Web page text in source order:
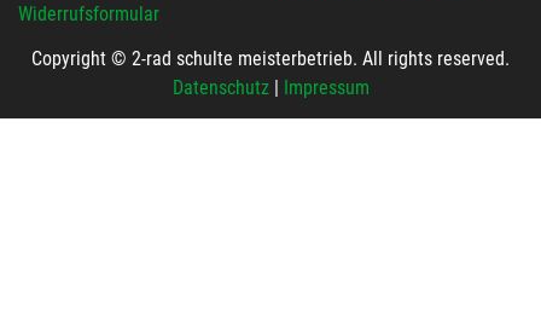
Widerrufsformular
Copyright © 2-rad schulte meisterbetrieb. All rights reserved.
Datenschutz| Impressum